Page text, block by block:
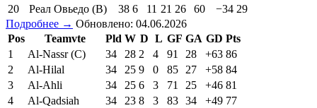
20
Реал Овьедо (В) 38 6 11 21 26 60 −34 29
Подробнее → Обновлено: 04.06.2026
Pos
Teamvte Pld W D L GF GA GD Pts
1
Al-Nassr (C) 34 28 2 4 91 28 +63 86
2
Al-Hilal 34 25 9 0 85 27 +58 84
3
Al-Ahli 34 25 6 3 71 25 +46 81
4
Al-Qadsiah 34 23 8 3 83 34 +49 77